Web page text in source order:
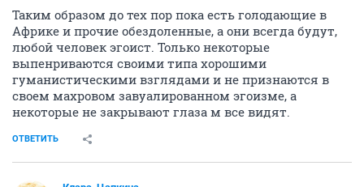
Таким образом до тех пор пока есть голодающие в
Африке и прочие обездоленные, а они всегда будут,
любой человек эгоист. Только некоторые
выпенриваются своими типа хорошими
гуманистическими взглядами и не признаются в
своем махровом завуалированном эгоизме, а
некоторые не закрывают глаза м все видят.
ОТВЕТИТЬ